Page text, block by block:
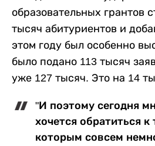
образовательных грантов
тысяч абитуриентов и
этом году был особенно
было подано 113 тысяч
уже 127 тысяч. Это на 14
"И поэтому сегодня
хочется обратиться к
которым совсем